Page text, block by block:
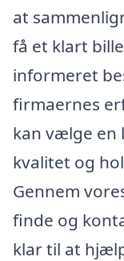
at
få et klart
informeret
firmaernes
kan vælge en
kvalitet og
Gennem
finde og
klar til at